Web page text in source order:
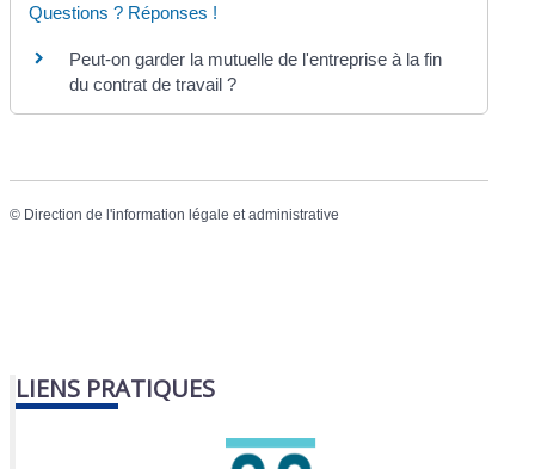
Questions ? Réponses !
Peut-on garder la mutuelle de l'entreprise à la fin
du contrat de travail ?
© Direction de l'information légale et administrative
LIENS PRATIQUES